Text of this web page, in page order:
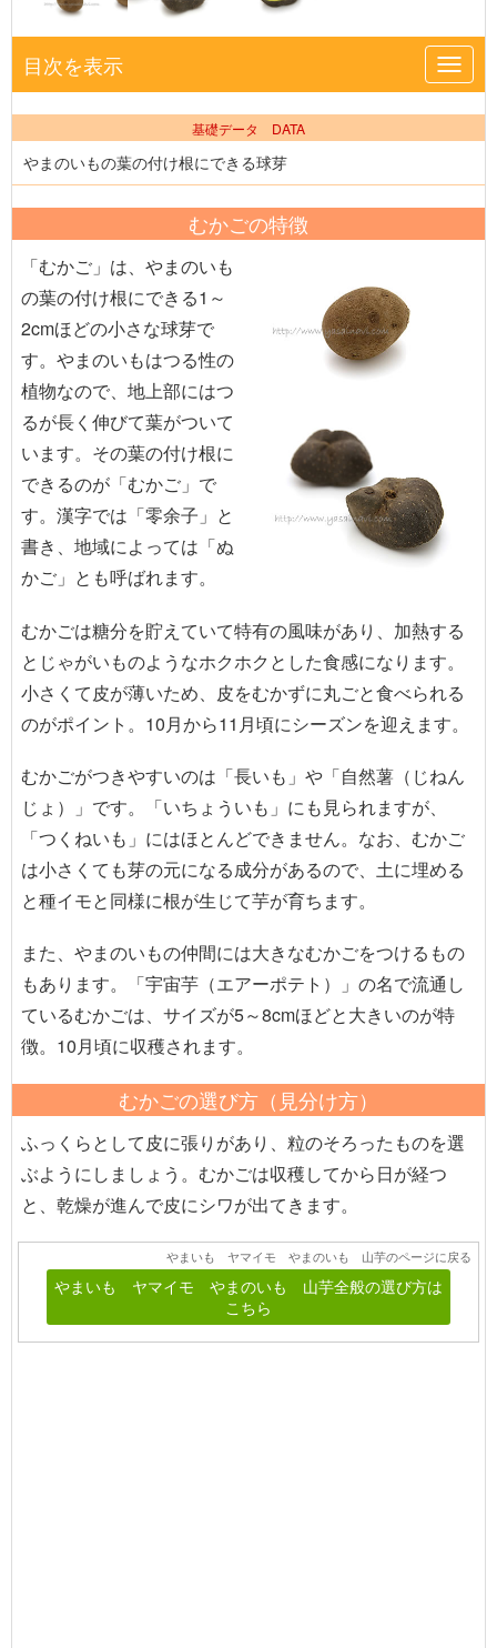
目次を表示
基礎データ DATA
やまのいもの葉の付け根にできる球芽
むかごの特徴
「むかご」は、やまのいも
の葉の付け根にできる1～
2cmほどの小さな球芽で
す。やまのいもはつる性の
植物なので、地上部にはつ
るが長く伸びて葉がついて
います。その葉の付け根に
できるのが「むかご」で
す。漢字では「零余子」と
書き、地域によっては「ぬ
かご」とも呼ばれます。
むかごは糖分を貯えていて特有の風味があり、加熱する
とじゃがいものようなホクホクとした食感になります。
小さくて皮が薄いため、皮をむかずに丸ごと食べられる
のがポイント。10月から11月頃にシーズンを迎えます。
むかごがつきやすいのは「長いも」や「自然薯（じねん
じょ）」です。「いちょういも」にも見られますが、
「つくねいも」にはほとんどできません。なお、むかご
は小さくても芽の元になる成分があるので、土に埋める
と種イモと同様に根が生じて芋が育ちます。
また、やまのいもの仲間には大きなむかごをつけるもの
もあります。「宇宙芋（エアーポテト）」の名で流通し
ているむかごは、サイズが5～8cmほどと大きいのが特
徴。10月頃に収穫されます。
むかごの選び方（見分け方）
ふっくらとして皮に張りがあり、粒のそろったものを選
ぶようにしましょう。むかごは収穫してから日が経つ
と、乾燥が進んで皮にシワが出てきます。
やまいも ヤマイモ やまのいも 山芋のページに戻る
やまいも ヤマイモ やまのいも 山芋全般の選び方は
こちら